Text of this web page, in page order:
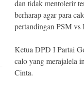
dan tidak mentolerir
berharap agar para
pertandingan PSM
Ketua DPD I Partai
calo yang merajalela
Cinta.